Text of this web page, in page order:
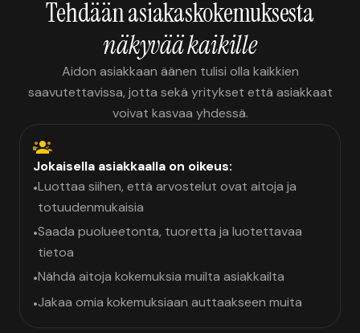
Tehdään asiakaskokemuksesta
näkyvää kaikille
Aidon asiakkaan äänen tulisi olla kaikkien
saavutettavissa, jotta sekä yritykset että asiakkaat
voivat kasvaa yhdessä.
Jokaisella asiakkaalla on oikeus:
•Luottaa siihen, että arvostelut ovat aitoja ja
totuudenmukaisia
•Saada puolueetonta, tuoretta ja luotettavaa
tietoa
•Nähdä aitoja kokemuksia muilta asiakkailta
•Jakaa omia kokemuksiaan auttaakseen muita